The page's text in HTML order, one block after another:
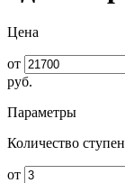
Цена
от
руб.
Параметры
Количество
от